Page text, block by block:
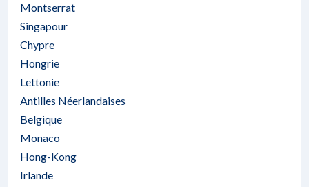
Montserrat
Singapour
Chypre
Hongrie
Lettonie
Antilles Néerlandaises
Belgique
Monaco
Hong-Kong
Irlande